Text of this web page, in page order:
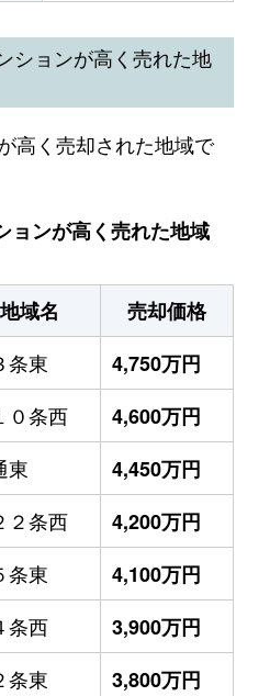
ションが高く売れた地
高く売却された地域で
ョンが高く売れた地域
地域名
売却価格
条東
4,750万円
０条西
4,600万円
東
4,450万円
２条西
4,200万円
条東
4,100万円
条西
3,900万円
条東 3,800万円